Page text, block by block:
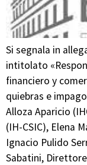
Si segnala in
intitolato
financiero y
quiebras e
Alloza Aparicio
(IH-CSIC), Elena
Ignacio Pulido
Sabatini,